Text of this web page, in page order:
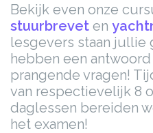
Bekijk even onze
stuurbrevet en
lesgevers staan jullie
hebben een
prangende vragen!
van respectievelijk 8
daglessen bereiden
het examen!